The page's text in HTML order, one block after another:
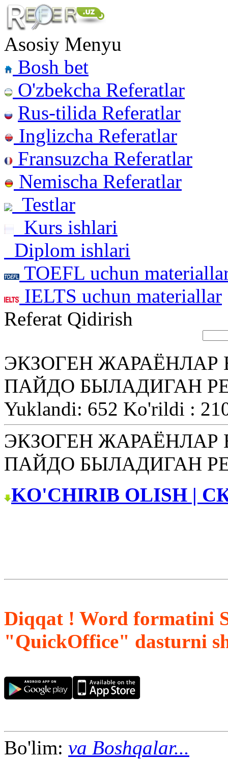
Asosiy Menyu
Bosh bet
O'zbekcha Referatlar
Rus-tilida Referatlar
Inglizcha Referatlar
Fransuzcha Referatlar
Nemischa Referatlar
Testlar
Kurs ishlari
Diplom ishlari
TOEFL uchun
IELTS uchun materiallar
Referat Qidirish
ЭКЗОГЕН ЖАРАЁНЛАР
ПАЙДО БЫЛАДИГАН
Yuklandi: 652 Ko'rildi :
ЭКЗОГЕН ЖАРАЁНЛАР
ПАЙДО БЫЛАДИГАН
KO'CHIRIB OLISH |
Diqqat ! Word formatini
"QuickOffice" dasturni
Bo'lim: va Boshqalar...